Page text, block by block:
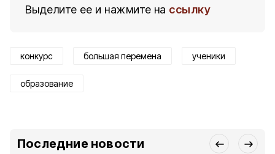
Выделите ее и нажмите на ссылку
конкурс большая перемена ученики
образование
Последние новости